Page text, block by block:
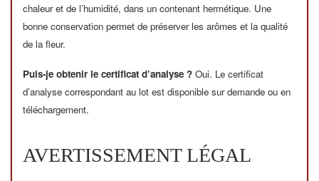
chaleur et de l’humidité, dans un contenant hermétique. Une
bonne conservation permet de préserver les arômes et la qualité
de la fleur.
Puis-je obtenir le certificat d’analyse ? Oui. Le certificat
d’analyse correspondant au lot est disponible sur demande ou en
téléchargement.
AVERTISSEMENT LÉGAL